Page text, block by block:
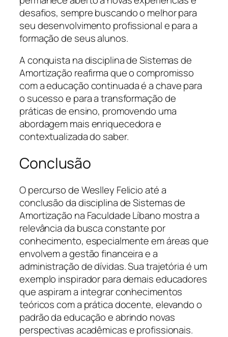
desafios, sempre buscando o melhor para
seu desenvolvimento profissional e para a
formação de seus alunos.
A conquista na disciplina de Sistemas de
Amortização reafirma que o compromisso
com a educação continuada é a chave para
o sucesso e para a transformação de
práticas de ensino, promovendo uma
abordagem mais enriquecedora e
contextualizada do saber.
Conclusão
O percurso de Weslley Felicio até a
conclusão da disciplina de Sistemas de
Amortização na Faculdade Líbano mostra a
relevância da busca constante por
conhecimento, especialmente em áreas que
envolvem a gestão financeira e a
administração de dívidas. Sua trajetória é um
exemplo inspirador para demais educadores
que aspiram a integrar conhecimentos
teóricos com a prática docente, elevando o
padrão da educação e abrindo novas
perspectivas acadêmicas e profissionais.